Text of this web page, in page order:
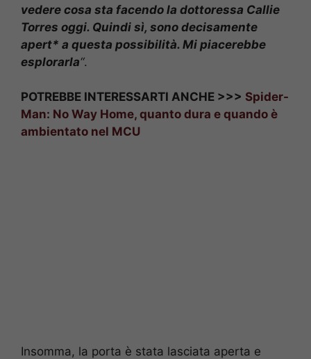
vedere cosa sta facendo la dottoressa Callie
Torres oggi. Quindi sì, sono decisamente
apert* a questa possibilità. Mi piacerebbe
esplorarla“.
POTREBBE INTERESSARTI ANCHE >>> Spider-
Man: No Way Home, quanto dura e quando è
ambientato nel MCU
Insomma, la porta è stata lasciata aperta e